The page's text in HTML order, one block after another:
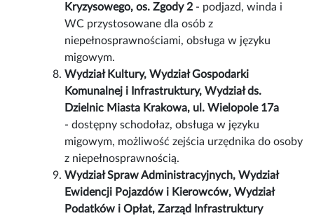
Kryzysowego, os. Zgody 2 - podjazd, winda i
WC przystosowane dla osób z
niepełnosprawnościami, obsługa w języku
migowym.
Wydział Kultury, Wydział Gospodarki
Komunalnej i Infrastruktury, Wydział ds.
Dzielnic Miasta Krakowa, ul. Wielopole 17a
- dostępny schodołaz, obsługa w języku
migowym, możliwość zejścia urzędnika do osoby
z niepełnosprawnością.
Wydział Spraw Administracyjnych, Wydział
Ewidencji Pojazdów i Kierowców, Wydział
Podatków i Opłat, Zarząd Infrastruktury